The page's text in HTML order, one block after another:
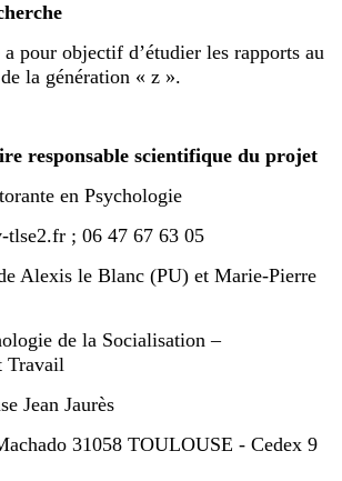
pour objectif d’étudier les rapports au
la génération « z ».
responsable scientifique du projet
en Psychologie
tlse2.fr ; 06 47 67 63 05
Alexis le Blanc (PU) et Marie-Pierre
de la Socialisation –
Travail
Jean Jaurès
31058 TOULOUSE - Cedex 9